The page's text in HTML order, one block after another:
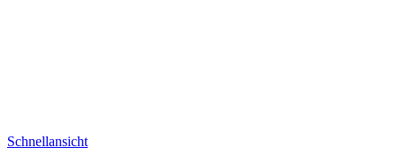
Schnellansicht